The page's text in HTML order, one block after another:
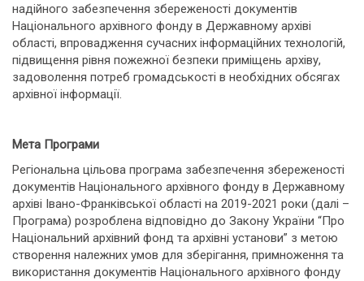
надійного забезпечення збереженості документів
Національного архівного фонду в Державному архіві
області, впровадження сучасних інформаційних технологій,
підвищення рівня пожежної безпеки приміщень архіву,
задоволення потреб громадськості в необхідних обсягах
архівної інформації.
Мета Програми
Регіональна цільова програма забезпечення збереженості
документів Національного архівного фонду в Державному
архіві Івано-Франківської області на 2019-2021 роки (далі –
Програма) розроблена відповідно до Закону України “Про
Національний архівний фонд та архівні установи” з метою
створення належних умов для зберігання, примноження та
використання документів Національного архівного фонду